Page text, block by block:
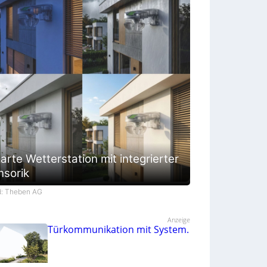
Wetterstation mit integrierter
Theben AG
Anzeige
Türkommunikation mit System.